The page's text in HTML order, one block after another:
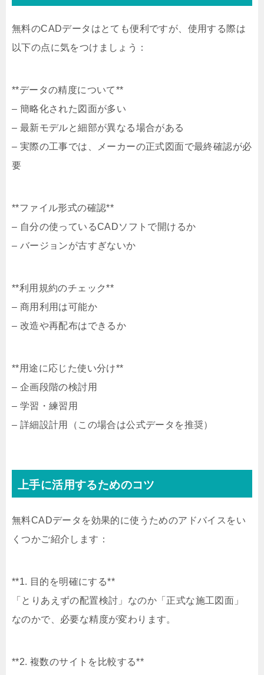
無料のCADデータはとても便利ですが、使用する際は
以下の点に気をつけましょう：
**データの精度について**
– 簡略化された図面が多い
– 最新モデルと細部が異なる場合がある
– 実際の工事では、メーカーの正式図面で最終確認が必
要
**ファイル形式の確認**
– 自分の使っているCADソフトで開けるか
– バージョンが古すぎないか
**利用規約のチェック**
– 商用利用は可能か
– 改造や再配布はできるか
**用途に応じた使い分け**
– 企画段階の検討用
– 学習・練習用
– 詳細設計用（この場合は公式データを推奨）
上手に活用するためのコツ
無料CADデータを効果的に使うためのアドバイスをい
くつかご紹介します：
**1. 目的を明確にする**
「とりあえずの配置検討」なのか「正式な施工図面」
なのかで、必要な精度が変わります。
**2. 複数のサイトを比較する**